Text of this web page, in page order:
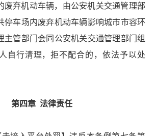
弃机动车辆，由公安机关交通管理部
停车场内废弃机动车辆影响城市市容环
主管部门会同公安机关交通管理部门组
自行清理，拒不配合的，依法予以处
第四章 法律责任